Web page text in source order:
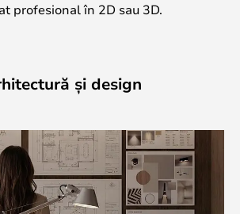
profesional în 2D sau 3D.
și design